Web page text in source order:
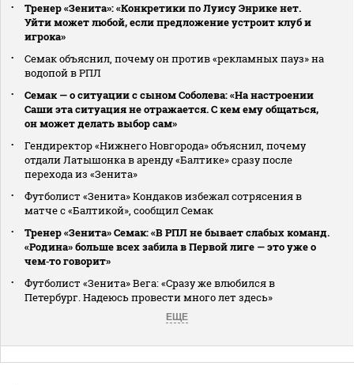
Тренер «Зенита»: «Конкретики по Луису Энрике нет.
Уйти может любой, если предложение устроит клуб и
игрока»
Семак объяснил, почему он против «рекламных пауз» на
водопой в РПЛ
Семак — о ситуации с сыном Соболева: «На настроении
Саши эта ситуация не отражается. С кем ему общаться,
он может делать выбор сам»
Гендиректор «Нижнего Новгорода» объяснил, почему
отдали Латышонка в аренду «Балтике» сразу после
перехода из «Зенита»
Футболист «Зенита» Кондаков избежал сотрясения в
матче с «Балтикой», сообщил Семак
Тренер «Зенита» Семак: «В РПЛ не бывает слабых команд.
«Родина» больше всех забила в Первой лиге — это уже о
чем‑то говорит»
Футболист «Зенита» Вега: «Сразу же влюбился в
Петербург. Надеюсь провести много лет здесь»
ЕЩЕ